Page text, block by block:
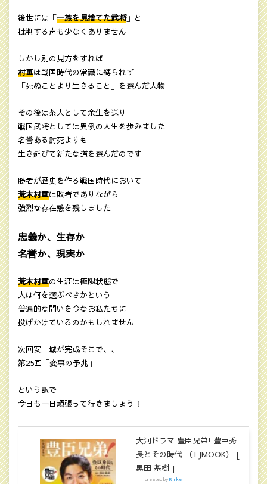
後世には「一族を見捨てた武将」と
批判する声も少なくありません
しかし別の見方をすれば
村重は戦国時代の常識に縛られず
「死ぬことより生きること」を選んだ人物
その後は茶人として余生を送り
戦国武将としては異例の人生を歩みました
名誉ある討死よりも
生き延びて新たな道を選んだのです
勝者が歴史を作る戦国時代において
荒木村重は敗者でありながら
強烈な存在感を残しました
忠義か、生存か
名誉か、現実か
荒木村重の生涯は極限状態で
人は何を選ぶべきかという
普遍的な問いを今なお私たちに
投げかけているのかもしれません
次回安土城が完成そこで、、
第25回「変事の予兆」
という訳で
今日も一日頑張って行きましょう！
大河ドラマ 豊臣兄弟! 豊臣秀
長とその時代 （TJMOOK） [
黒田 基樹 ]
created byRinker